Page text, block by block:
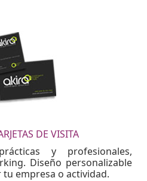
DE VISITA
y profesionales,
Diseño personalizable
empresa o actividad.